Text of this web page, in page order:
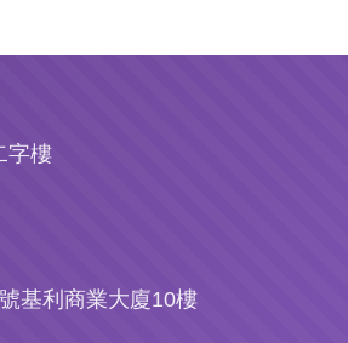
字樓
基利商業大廈10樓